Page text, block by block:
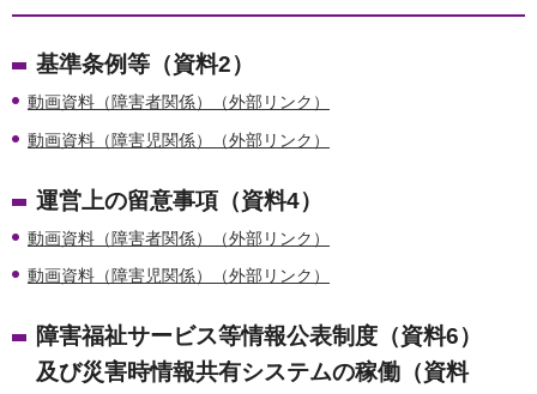
基準条例等（資料2）
動画資料（障害者関係）（外部リンク）
動画資料（障害児関係）（外部リンク）
運営上の留意事項（資料4）
動画資料（障害者関係）（外部リンク）
動画資料（障害児関係）（外部リンク）
障害福祉サービス等情報公表制度（資料6）
及び災害時情報共有システムの稼働（資料